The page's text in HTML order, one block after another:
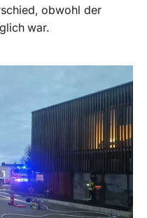
obwohl der
war.